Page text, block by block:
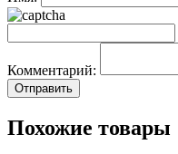
Комментарий:
Похожие товары